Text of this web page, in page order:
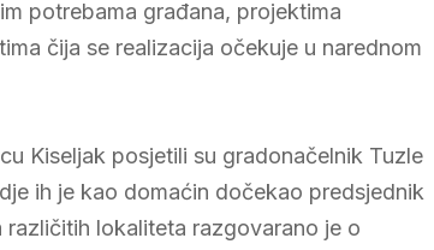
potrebama građana, projektima
čija se realizacija očekuje u narednom
Kiseljak posjetili su gradonačelnik Tuzle
ih je kao domaćin dočekao predsjednik
lokaliteta razgovarano je o